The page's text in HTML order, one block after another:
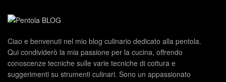
Ciao e benvenuti nel mio blog culinario dedicato alla pentola.
Qui condividerò la mia passione per la cucina, offrendo
conoscenze tecniche sulle varie tecniche di cottura e
suggerimenti su strumenti culinari. Sono un appassionato